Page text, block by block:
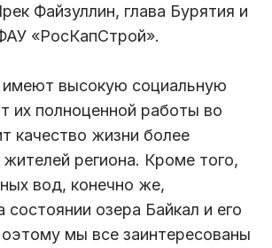
Файзуллин, глава Бурятия и
«РосКапСтрой».
высокую социальную
их полноценной работы во
качество жизни более
региона. Кроме того,
вод, конечно же,
состоянии озера Байкал и его
мы все заинтересованы